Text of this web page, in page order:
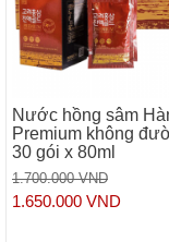
Nước hồng sâm
Premium không
30 gói x 80ml
1.700.000 VND
1.650.000 VND